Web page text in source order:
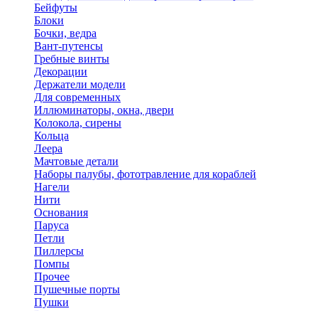
Бейфуты
Блоки
Бочки, ведра
Вант-путенсы
Гребные винты
Декорации
Держатели модели
Для современных
Иллюминаторы, окна, двери
Колокола, сирены
Кольца
Леера
Мачтовые детали
Наборы палубы, фототравление для кораблей
Нагели
Нити
Основания
Паруса
Петли
Пиллерсы
Помпы
Прочее
Пушечные порты
Пушки